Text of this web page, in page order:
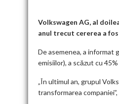
k
Volkswagen AG, al
anul trecut cererea a
De asemenea, a informat
emisiilor), a scăzut cu
„În ultimul an, grupul
transformarea